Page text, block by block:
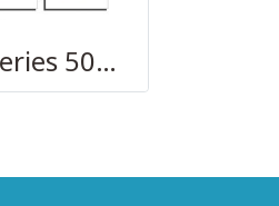
AIGNEP Series 50000